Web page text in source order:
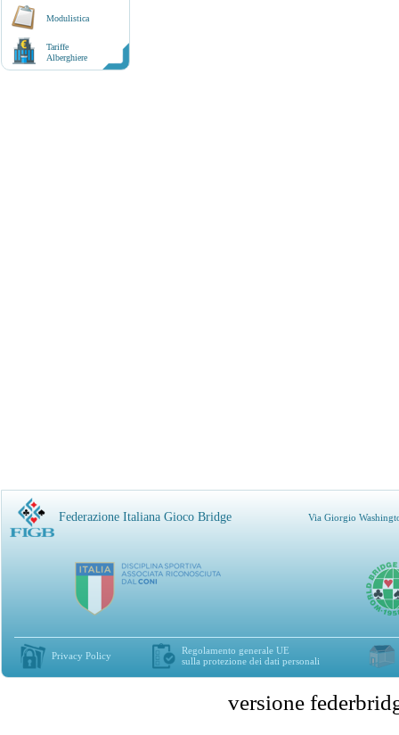
Modulistica
Tariffe
Alberghiere
Federazione Italiana Gioco Bridge Via Giorgio
Privacy Policy
Regolamento generale UE
sulla protezione dei dati personali
versione